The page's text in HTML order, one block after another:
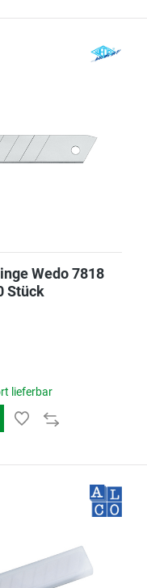
Wedo 7818
Stück
lieferbar